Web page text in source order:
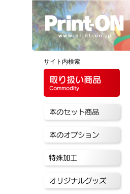
サイト内検索